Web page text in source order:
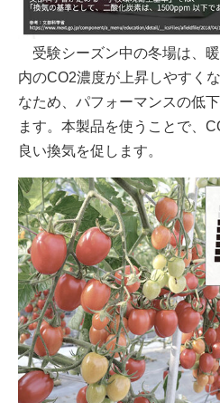
受験シーズン中の冬場は、
内のCO2濃度が上昇しやすく
なため、パフォーマンスの低
ます。本製品を使うことで、
良い換気を促します。